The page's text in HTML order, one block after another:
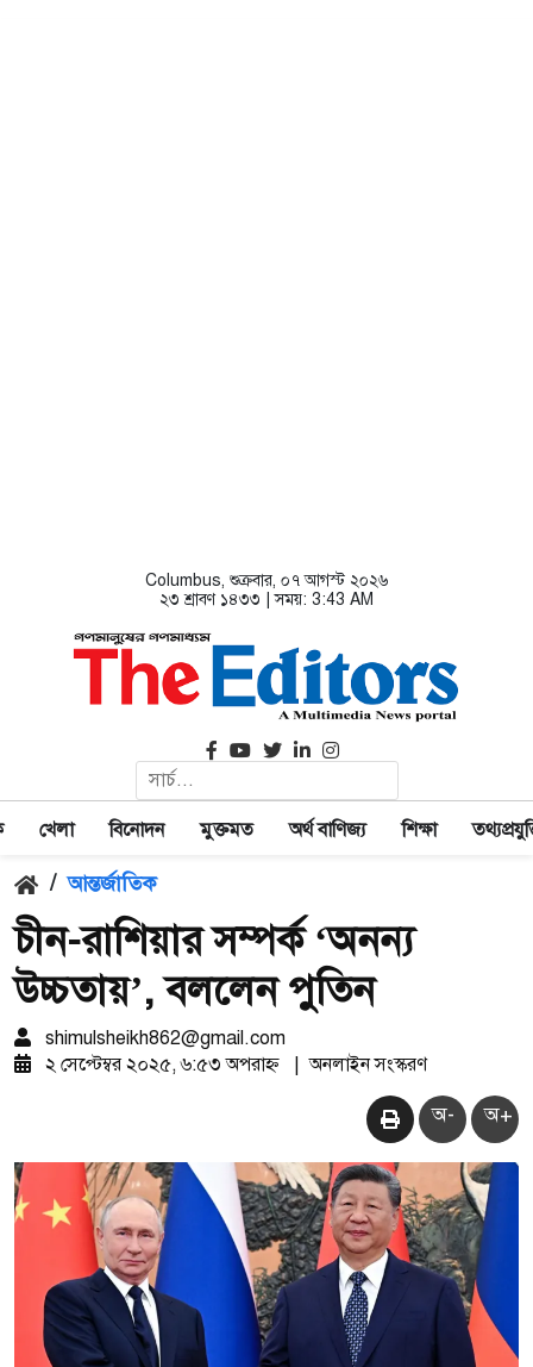
Columbus, শুক্রবার, ০৭ আগস্ট ২০২৬
২৩ শ্রাবণ ১৪৩৩ | সময়: 3:43 AM
খেলা বিনোদন মুক্তমত অর্থ বাণিজ্য শিক্ষা
/ আন্তর্জাতিক
চীন-রাশিয়ার সম্পর্ক ‘অনন্য
উচ্চতায়’, বললেন পুতিন
shimulsheikh862@gmail.com
২ সেপ্টেম্বর ২০২৫, ৬:৫৩ অপরাহ্ণ
অনলাইন সংস্করণ
অ- অ+